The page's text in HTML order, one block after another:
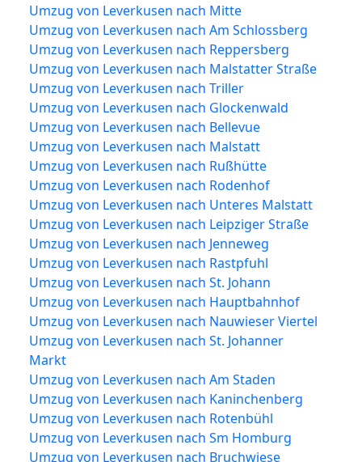
Umzug von Leverkusen nach Mitte
Umzug von Leverkusen nach Am Schlossberg
Umzug von Leverkusen nach Reppersberg
Umzug von Leverkusen nach Malstatter Straße
Umzug von Leverkusen nach Triller
Umzug von Leverkusen nach Glockenwald
Umzug von Leverkusen nach Bellevue
Umzug von Leverkusen nach Malstatt
Umzug von Leverkusen nach Rußhütte
Umzug von Leverkusen nach Rodenhof
Umzug von Leverkusen nach Unteres Malstatt
Umzug von Leverkusen nach Leipziger Straße
Umzug von Leverkusen nach Jenneweg
Umzug von Leverkusen nach Rastpfuhl
Umzug von Leverkusen nach St. Johann
Umzug von Leverkusen nach Hauptbahnhof
Umzug von Leverkusen nach Nauwieser Viertel
Umzug von Leverkusen nach St. Johanner
Markt
Umzug von Leverkusen nach Am Staden
Umzug von Leverkusen nach Kaninchenberg
Umzug von Leverkusen nach Rotenbühl
Umzug von Leverkusen nach Sm Homburg
Umzug von Leverkusen nach Bruchwiese